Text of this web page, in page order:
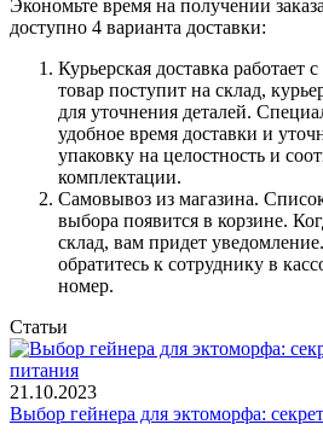
Экономьте время на получении
доступно 4 варианта доставки:
Курьерская доставка работает
товар поступит на склад,
для уточнения деталей.
удобное время доставки и
упаковку на целостность и
комплектации.
Самовывоз из магазина.
выбора появится в корзине.
склад, вам придет
обратитесь к сотруднику в
номер.
Статьи
21.10.2023
Выбор гейнера для эктоморфа: